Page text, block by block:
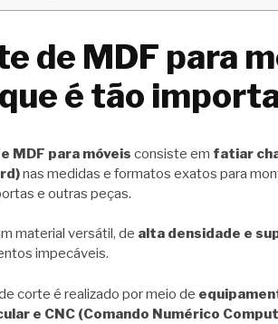
de MDF para
é tão
MDF para móveis consiste em fatiar
nas medidas e formatos exatos para
e outras peças.
material versátil, de alta densidade e
impecáveis.
corte é realizado por meio de
e CNC (Comando Numérico